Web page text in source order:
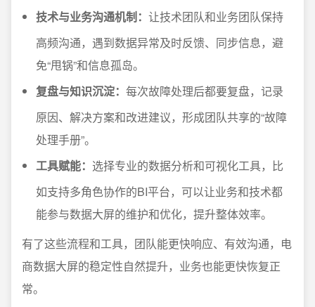
技术与业务沟通机制： 让技术团队和业务团队保持
高频沟通，遇到数据异常及时反馈、同步信息，避
免“甩锅”和信息孤岛。
复盘与知识沉淀： 每次故障处理后都要复盘，记录
原因、解决方案和改进建议，形成团队共享的“故障
处理手册”。
工具赋能： 选择专业的数据分析和可视化工具，比
如支持多角色协作的BI平台，可以让业务和技术都
能参与数据大屏的维护和优化，提升整体效率。
有了这些流程和工具，团队能更快响应、有效沟通，电
商数据大屏的稳定性自然提升，业务也能更快恢复正
常。